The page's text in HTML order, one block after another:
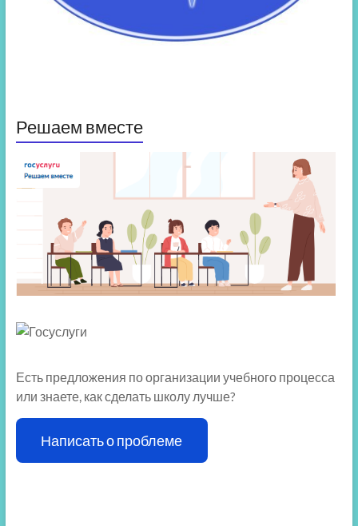
Решаем вместе
Есть предложения по организации учебного процесса
или знаете, как сделать школу лучше?
Написать о проблеме